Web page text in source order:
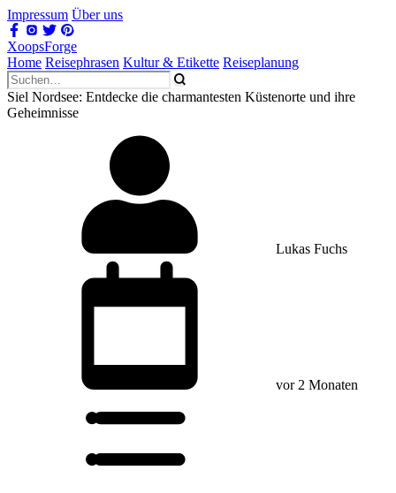
Impressum Über uns
XoopsForge
Home Reisephrasen Kultur & Etikette Reiseplanung
Siel Nordsee: Entdecke die charmantesten Küstenorte und ihre
Geheimnisse
Lukas Fuchs
vor 2 Monaten